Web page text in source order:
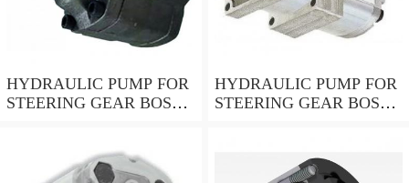
HYDRAULIC PUMP FOR
STEERING GEAR BOSCH
HYDRAULIC PUMP FOR
STEERING GEAR BOSCH